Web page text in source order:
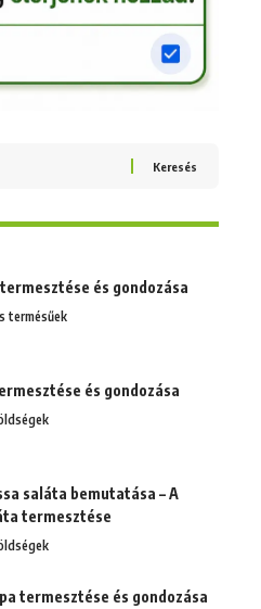
és gondozása
termésűek
és gondozása
saláta bemutatása – A
termesztése
termesztése és gondozása